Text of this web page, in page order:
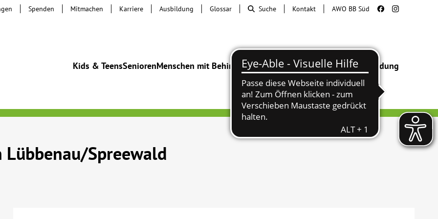
Kids & TeensSeniorenMenschen mit BehinderungBeratung & HilfeBegegnung Bildung
Spenden Mitmachen Karriere Ausbildung Glossar Suche Kontakt AWO BB Süd
Lübbenau/Spreewald